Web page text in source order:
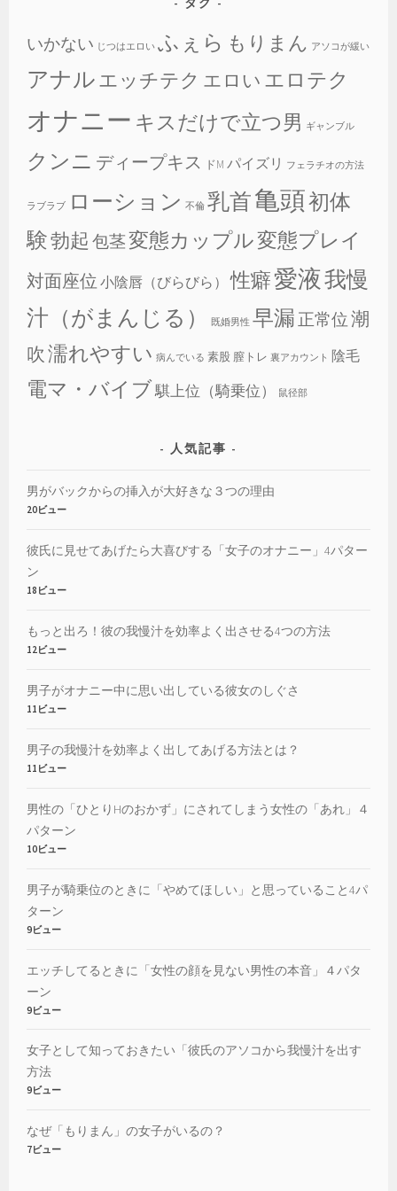
いかない じつはエロい ふぇら もりまん アソコが緩い
アナルエッチテク エロい エロテク
オナニー キスだけで立つ男 ギャンブル
クンニ ディープキス ドM パイズリ フェラチオの方法
ラブラブ ローション 不倫 乳首亀頭初体
験勃起 包茎変態カップル変態プレイ
対面座位 小陰唇（びらびら） 性癖愛液我慢
汁（がまんじる）
既婚男性 早漏 正常位潮
吹 濡れやすい 病んでいる 素股 膣トレ 裏アカウント 陰毛
電マ・バイブ騏上位（騎乗位） 鼠径部
人気記事
男がバックからの挿入が大好きな３つの理由
20ビュー
彼氏に見せてあげたら大喜びする「女子のオナニー」4パター
ン
18ビュー
もっと出ろ！彼の我慢汁を効率よく出させる4つの方法
12ビュー
男子がオナニー中に思い出している彼女のしぐさ
11ビュー
男子の我慢汁を効率よく出してあげる方法とは？
11ビュー
男性の「ひとりHのおかず」にされてしまう女性の「あれ」４
パターン
10ビュー
男子が騎乗位のときに「やめてほしい」と思っていること4パ
ターン
9ビュー
エッチしてるときに「女性の顔を見ない男性の本音」４パタ
ーン
9ビュー
女子として知っておきたい「彼氏のアソコから我慢汁を出す
方法
9ビュー
なぜ「もりまん」の女子がいるの？
7ビュー